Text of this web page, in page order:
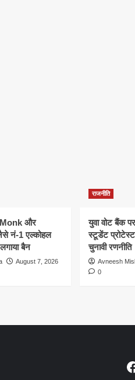
और
नं-1 एल्कोहल
बैन
August 7, 2026
राजनीति
युवा वोट बैंक
स्टूडेंट
चुनावी रणनीति
Avneesh
0